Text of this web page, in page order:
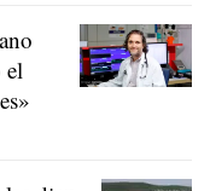
el